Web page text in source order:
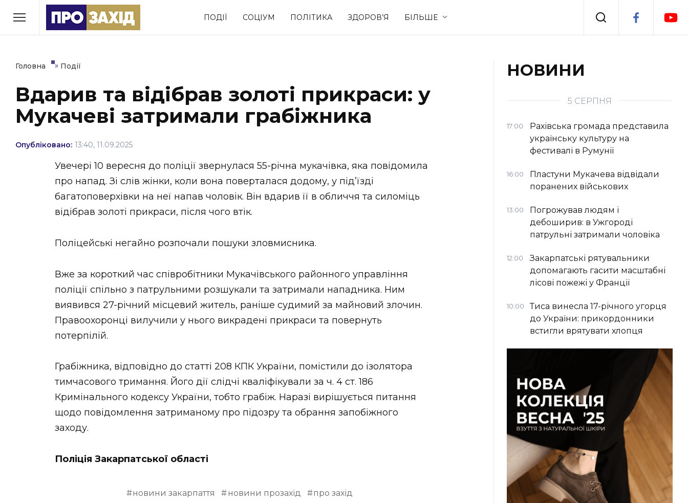
ПОДІЇ СОЦІУМ ПОЛІТИКА ЗДОРОВ’Я БІЛЬШЕ
РУБРИКИ
Економіка Події
Політика Соціум Спорт Стиль життя
Втрачений Ужгород
(відеоверсія)
ЗАКАРПАТСЬКІ НОВИНИ
НОВИНИ ЗАХІДНОЇ УКРАЇНИ
ФОТО
Головна » Події
Вдарив та відібрав золоті прикраси: у
Мукачеві затримали грабіжника
Опубліковано: 13:40, 11.09.2025
Увечері 10 вересня до поліції звернулася 55-річна мукачівка, яка повідомила
про напад. Зі слів жінки, коли вона поверталася додому, у під’їзді
багатоповерхівки на неї напав чоловік. Він вдарив її в обличчя та силоміць
відібрав золоті прикраси, після чого втік.
Поліцейські негайно розпочали пошуки зловмисника.
Вже за короткий час співробітники Мукачівського районного управління
поліції спільно з патрульними розшукали та затримали нападника. Ним
виявився 27-річний місцевий житель, раніше судимий за майновий злочин.
Правоохоронці вилучили у нього викрадені прикраси та повернуть
потерпілій.
Грабіжника, відповідно до статті 208 КПК України, помістили до ізолятора
тимчасового тримання. Його дії слідчі кваліфікували за ч. 4 ст. 186
Кримінального кодексу України, тобто грабіж. Наразі вирішується питання
щодо повідомлення затриманому про підозру та обрання запобіжного
заходу.
Поліція Закарпатської області
новини закарпаття новини прозахід про захід
НОВИНИ
5 СЕРПНЯ
17:00
Рахівська громада представила
українську культуру на
фестивалі в Румунії
16:00
Пластуни Мукачева відвідали
поранених військових
13:00
Погрожував людям і
дебоширив: в Ужгороді
патрульні затримали чоловіка
12:00
Закарпатські рятувальники
допомагають гасити масштабні
лісові пожежі у Франції
10:00
Тиса винесла 17-річного угорця
до України: прикордонники
встигли врятувати хлопця